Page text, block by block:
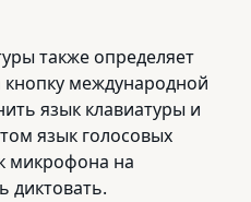
также определяет
международной
язык клавиатуры и
язык голосовых
микрофона на
диктовать.